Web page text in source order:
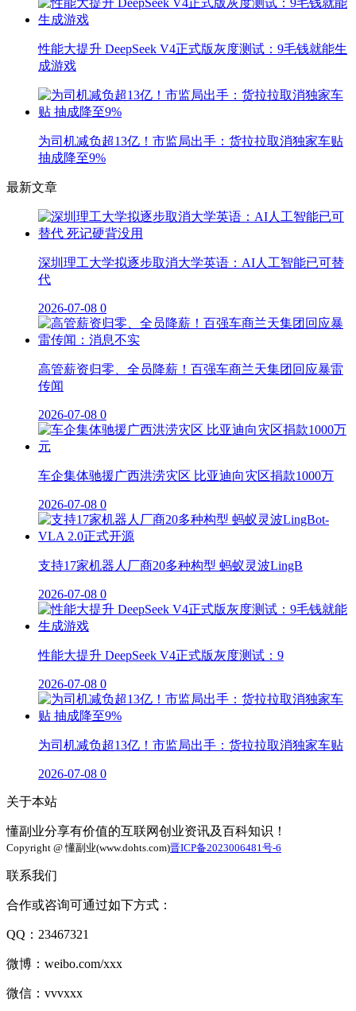
性能大提升 DeepSeek V4正式版灰度测试：9毛钱就能生
成游戏
为司机减负超13亿！市监局出手：货拉拉取消独家车贴
抽成降至9%
最新文章
深圳理工大学拟逐步取消大学英语：AI人工智能已可替
代
2026-07-08 0
高管薪资归零、全员降薪！百强车商兰天集团回应暴雷
传闻
2026-07-08 0
车企集体驰援广西洪涝灾区 比亚迪向灾区捐款1000万
2026-07-08 0
支持17家机器人厂商20多种构型 蚂蚁灵波LingB
2026-07-08 0
性能大提升 DeepSeek V4正式版灰度测试：9
2026-07-08 0
为司机减负超13亿！市监局出手：货拉拉取消独家车贴
2026-07-08 0
关于本站
懂副业分享有价值的互联网创业资讯及百科知识！
Copyright @ 懂副业(www.dohts.com)晋ICP备2023006481号-6
联系我们
合作或咨询可通过如下方式：
QQ：23467321
微博：weibo.com/xxx
微信：vvvxxx